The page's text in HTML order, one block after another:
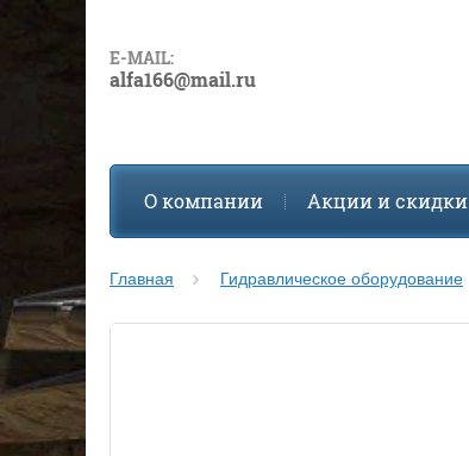
E-MAIL:
alfa166@mail.ru
О компании Акции и скидки
Главная Гидравлическое оборудование